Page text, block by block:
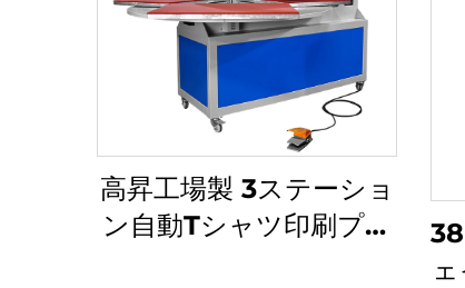
高昇工場製 3ステーショ
ン自動Tシャツ印刷プレ